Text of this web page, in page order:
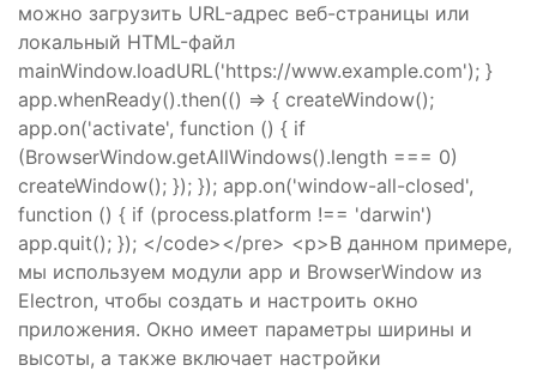
можно загрузить URL-адрес веб-страницы или
локальный HTML-файл
mainWindow.loadURL('https://www.example.com'); }
app.whenReady().then(() => { createWindow();
app.on('activate', function () { if
(BrowserWindow.getAllWindows().length === 0)
createWindow(); }); }); app.on('window-all-closed',
function () { if (process.platform !== 'darwin')
app.quit(); }); </code></pre> <p>В данном примере,
мы используем модули app и BrowserWindow из
Electron, чтобы создать и настроить окно
приложения. Окно имеет параметры ширины и
высоты, а также включает настройки